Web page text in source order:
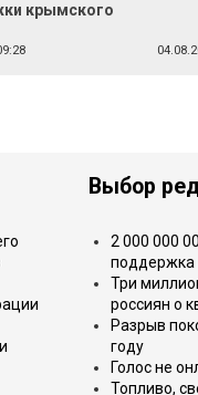
крымского
Выбор
2 000 000
поддержка
Три
россиян о
Разрыв
году
Голос не
Топливо,